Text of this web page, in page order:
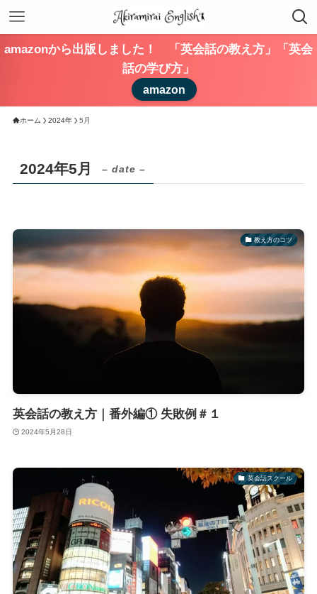
amazonから出版しました！ 「英会話の教え方」「英会
話の学び方」
amazon
ホーム 2024年 5月
2024年5月 – date –
教え方のコツ
英会話の教え方｜番外編① 失敗例＃１
2024年5月28日
英会話スクール